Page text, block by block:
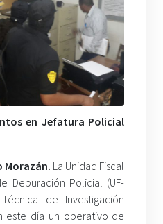
en Jefatura Policial
Morazán. La Unidad Fiscal
Depuración Policial (UF-
de Investigación
este día un operativo de